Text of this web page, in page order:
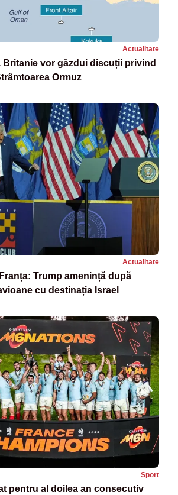
Actualitate
Britanie vor găzdui discuții privind
Ormuz
Actualitate
Trump amenință după
cu destinația Israel
Sport
pentru al doilea an consecutiv